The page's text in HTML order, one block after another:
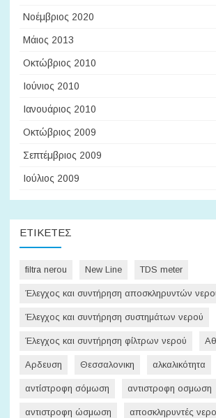
Νοέμβριος 2020
Μάιος 2013
Οκτώβριος 2010
Ιούνιος 2010
Ιανουάριος 2010
Οκτώβριος 2009
Σεπτέμβριος 2009
Ιούλιος 2009
ΕΤΙΚΈΤΕΣ
filtra nerou New Line TDS meter
Έλεγχος και συντήρηση αποσκληρυντών
Έλεγχος και συντήρηση συστημάτων νερού
Έλεγχος και συντήρηση φίλτρων νερού
Αρδευση Θεσσαλονικη αλκαλικότητα
αντίστροφη σόμωση αντιστροφη οσμωση
αντιστροφη ώσμωση αποσκληρυντές